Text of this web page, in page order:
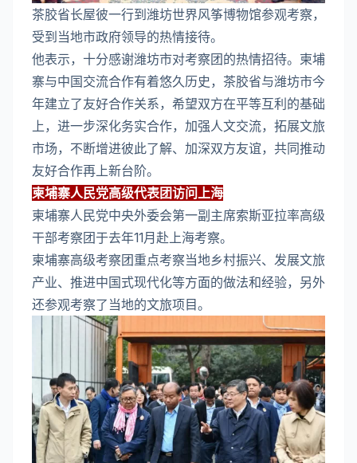
茶胶省长屋彼一行到潍坊世界风筝博物馆参观考察，
受到当地市政府领导的热情接待。
他表示，十分感谢潍坊市对考察团的热情招待。柬埔
寨与中国交流合作有着悠久历史，茶胶省与潍坊市今
年建立了友好合作关系，希望双方在平等互利的基础
上，进一步深化务实合作，加强人文交流，拓展文旅
市场，不断增进彼此了解、加深双方友谊，共同推动
友好合作再上新台阶。
柬埔寨人民党高级代表团访问上海
柬埔寨人民党中央外委会第一副主席索斯亚拉率高级
干部考察团于去年11月赴上海考察。
柬埔寨高级考察团重点考察当地乡村振兴、发展文旅
产业、推进中国式现代化等方面的做法和经验，另外
还参观考察了当地的文旅项目。